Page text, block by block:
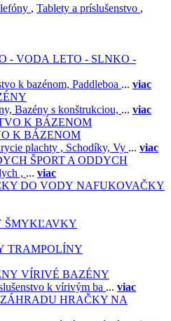
, Tablety a príslušenstvo ,
LETO - SLNKO -
k bazénom, Paddleboa ... viac
Bazény s konštrukciou, ... viac
K BÁZENOM
plachty , Schodíky, Vy ... viac
ŠPORT A ODDYCH
, ... viac
NAFUKOVAČKY
ŠMYKĽAVKY
TRAMPOLÍNY
VÍRIVÉ BAZÉNY
k vírivým ba ... viac
HRAČKY NA